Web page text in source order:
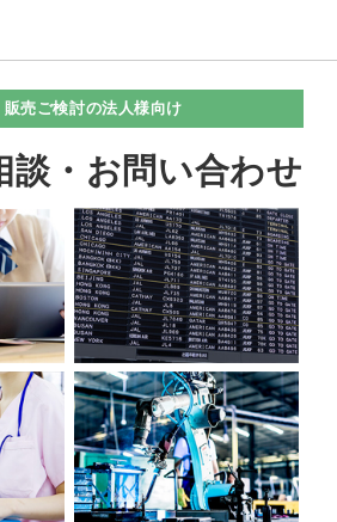
販売ご検討の法人様向け
談・お問い合わせ